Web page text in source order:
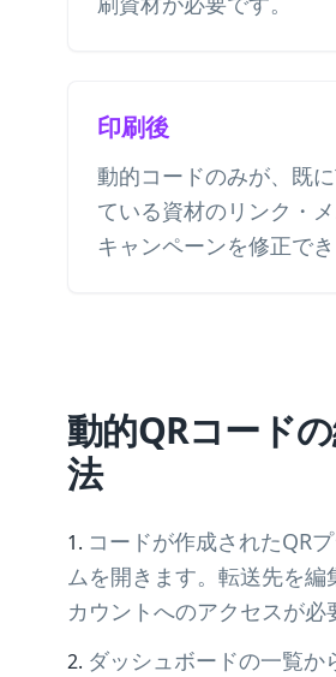
印刷後
動的コードのみが、既
ている資材のリンク・メ
キャンペーンを修正でき
動的QRコード
法
コードが作成されたQR
ムを開きます。転送先を編
カウントへのアクセスが必
ダッシュボードの一覧か